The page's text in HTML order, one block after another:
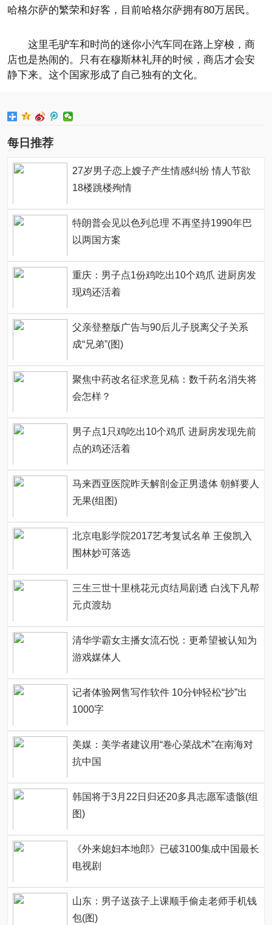
哈格尔萨的繁荣和好客，目前哈格尔萨拥有80万居民。
这里毛驴车和时尚的迷你小汽车同在路上穿梭，商
店也是热闹的。只有在穆斯林礼拜的时候，商店才会安
静下来。这个国家形成了自己独有的文化。
每日推荐
27岁男子恋上嫂子产生情感纠纷 情人节欲
18楼跳楼殉情
特朗普会见以色列总理 不再坚持1990年巴
以两国方案
重庆：男子点1份鸡吃出10个鸡爪 进厨房发
现鸡还活着
父亲登整版广告与90后儿子脱离父子关系
成“兄弟”(图)
聚焦中药改名征求意见稿：数千药名消失将
会怎样？
男子点1只鸡吃出10个鸡爪 进厨房发现先前
点的鸡还活着
马来西亚医院昨天解剖金正男遗体 朝鲜要人
无果(组图)
北京电影学院2017艺考复试名单 王俊凯入
围林妙可落选
三生三世十里桃花元贞结局剧透 白浅下凡帮
元贞渡劫
清华学霸女主播女流石悦：更希望被认知为
游戏媒体人
记者体验网售写作软件 10分钟轻松“抄”出
1000字
美媒：美学者建议用“卷心菜战术”在南海对
抗中国
韩国将于3月22日归还20多具志愿军遗骸(组
图)
《外来媳妇本地郎》已破3100集成中国最长
电视剧
山东：男子送孩子上课顺手偷走老师手机钱
包(图)